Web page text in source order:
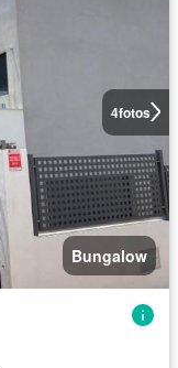
4fotos
Bungalow